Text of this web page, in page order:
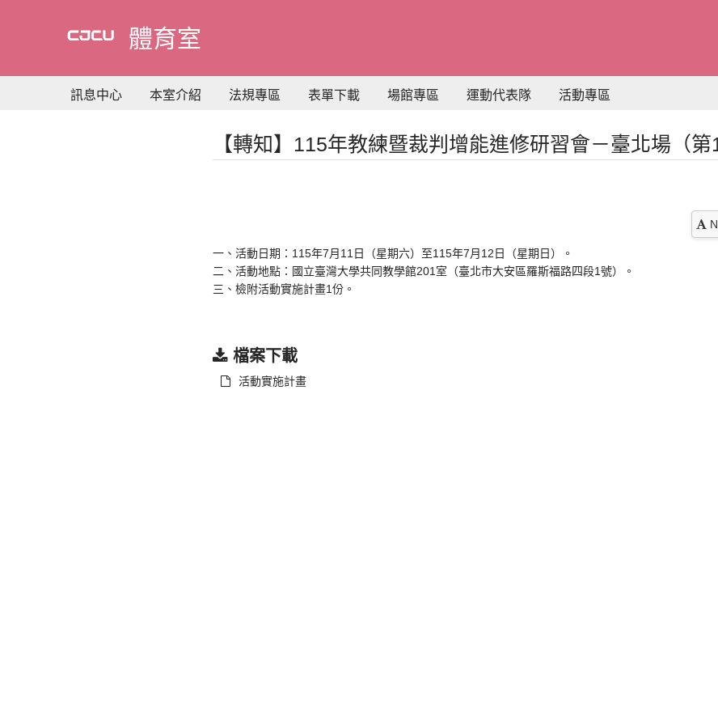
要
容
體育室
訊息中心 本室介紹 法規專區 表單下載 場館專區 運動代表隊 活動專區
【轉知】115年教練暨裁判增能進修研習會－臺北場（第
一、活動日期：115年7月11日（星期六）至115年7月12日（星期日）。
二、活動地點：國立臺灣大學共同教學館201室（臺北市大安區羅斯福路四段1號）。
三、檢附活動實施計畫1份。
檔案下載
活動實施計畫